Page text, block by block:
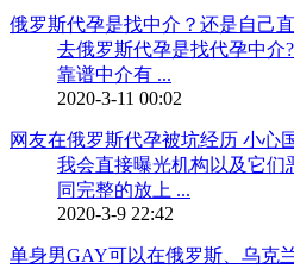
俄罗斯代孕是找中介？还是自己
去俄罗斯代孕是找代孕中介
靠谱中介有 ...
2020-3-11 00:02
网友在俄罗斯代孕被坑经历 小心
我会直接曝光机构以及它们
同完整的放上 ...
2020-3-9 22:42
单身男GAY可以在俄罗斯、乌克